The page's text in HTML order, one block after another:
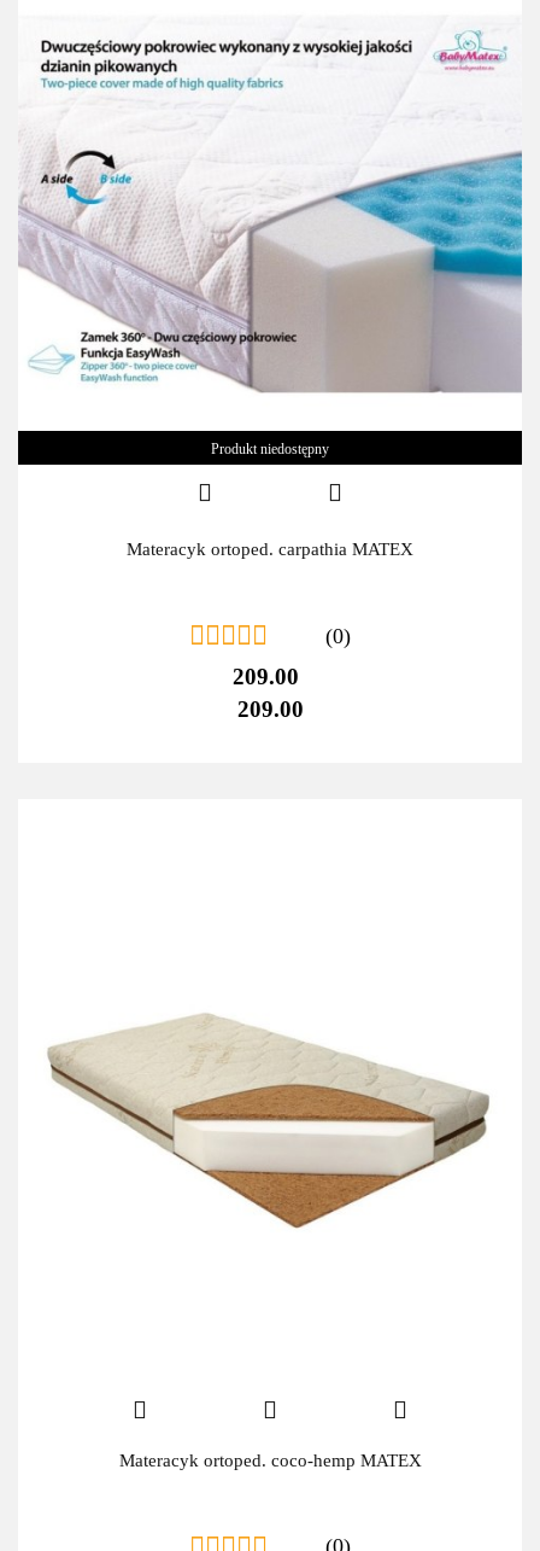
Produkt niedostępny
Materacyk ortoped. carpathia MATEX
(0)
209.00
209.00
Materacyk ortoped. coco-hemp MATEX